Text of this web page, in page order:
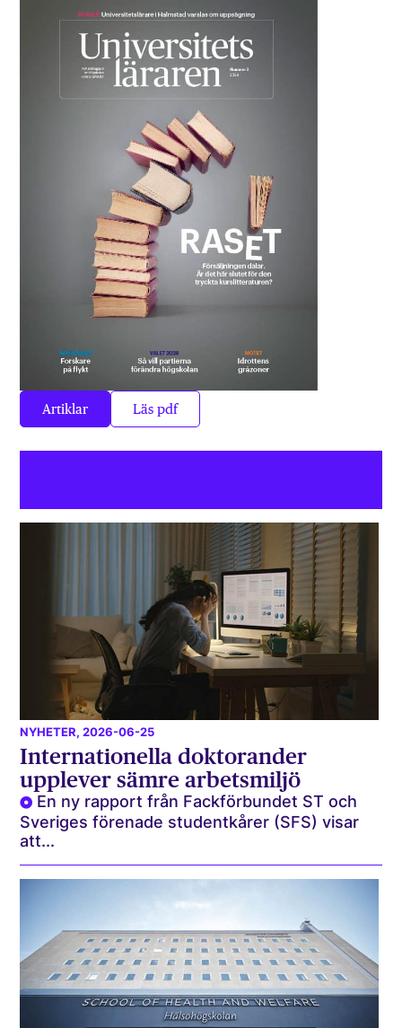
Artiklar Läs pdf
NYHETER, 2026-06-25
Internationella doktorander
upplever sämre arbetsmiljö
En ny rapport från Fackförbundet ST och
Sveriges förenade studentkårer (SFS) visar
att...